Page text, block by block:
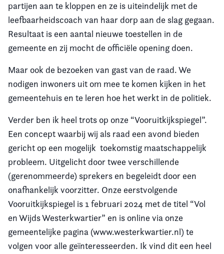
partijen aan te kloppen en ze is uiteindelijk met de
leefbaarheidscoach van haar dorp aan de slag gegaan.
Resultaat is een aantal nieuwe toestellen in de
gemeente en zij mocht de officiële opening doen.
Maar ook de bezoeken van gast van de raad. We
nodigen inwoners uit om mee te komen kijken in het
gemeentehuis en te leren hoe het werkt in de politiek.
Verder ben ik heel trots op onze “Vooruitkijkspiegel”.
Een concept waarbij wij als raad een avond bieden
gericht op een mogelijk toekomstig maatschappelijk
probleem. Uitgelicht door twee verschillende
(gerenommeerde) sprekers en begeleidt door een
onafhankelijk voorzitter. Onze eerstvolgende
Vooruitkijkspiegel is 1 februari 2024 met de titel “Vol
en Wijds Westerkwartier” en is online via onze
gemeentelijke pagina (www.westerkwartier.nl) te
volgen voor alle geïnteresseerden. Ik vind dit een heel